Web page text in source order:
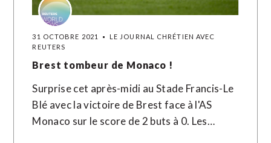
31 OCTOBRE 2021
LE JOURNAL CHRÉTIEN AVEC
REUTERS
Brest tombeur de Monaco !
Surprise cet après-midi au Stade Francis-Le
Blé avec la victoire de Brest face à l'AS
Monaco sur le score de 2 buts à 0. Les…